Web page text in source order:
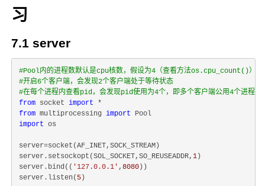
习
7.1 server
#Pool内的进程数默认是cpu核数，假设为4（查看方法os.cpu_count()）
#开启6个客户端，会发现2个客户端处于等待状态
#在每个进程内查看pid，会发现pid使用为4个，即多个客户端公用4个进程
from socket import
from multiprocessing import
import os
server=socket(AF_INET,SOCK_STREAM)
server.setsockopt(SOL_SOCKET,SO_REUSEADDR, 1 )
server.bind(( '127.0.0.1' , 8080 ))
server.listen( 5 )